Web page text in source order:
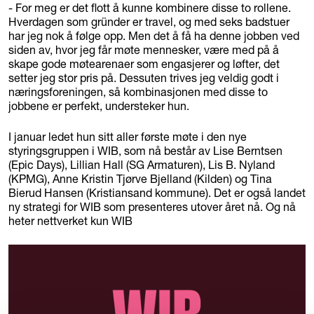
- For meg er det flott å kunne kombinere disse to rollene.
Hverdagen som gründer er travel, og med seks badstuer
har jeg nok å følge opp. Men det å få ha denne jobben ved
siden av, hvor jeg får møte mennesker, være med på å
skape gode møtearenaer som engasjerer og løfter, det
setter jeg stor pris på. Dessuten trives jeg veldig godt i
næringsforeningen, så kombinasjonen med disse to
jobbene er perfekt, understeker hun.
I januar ledet hun sitt aller første møte i den nye
styringsgruppen i WIB, som nå består av Lise Berntsen
(Epic Days), Lillian Hall (SG Armaturen), Lis B. Nyland
(KPMG), Anne Kristin Tjørve Bjelland (Kilden) og Tina
Bierud Hansen (Kristiansand kommune). Det er også landet
ny strategi for WIB som presenteres utover året nå. Og nå
heter nettverket kun WIB